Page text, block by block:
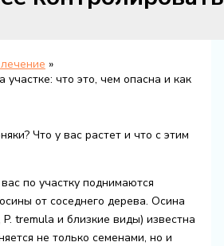
участке: что это, чем опасна и как
Что у вас растет и что с этим
по участку поднимаются
от соседнего дерева. Осина
tremula и близкие виды) известна
не только семенами, но и